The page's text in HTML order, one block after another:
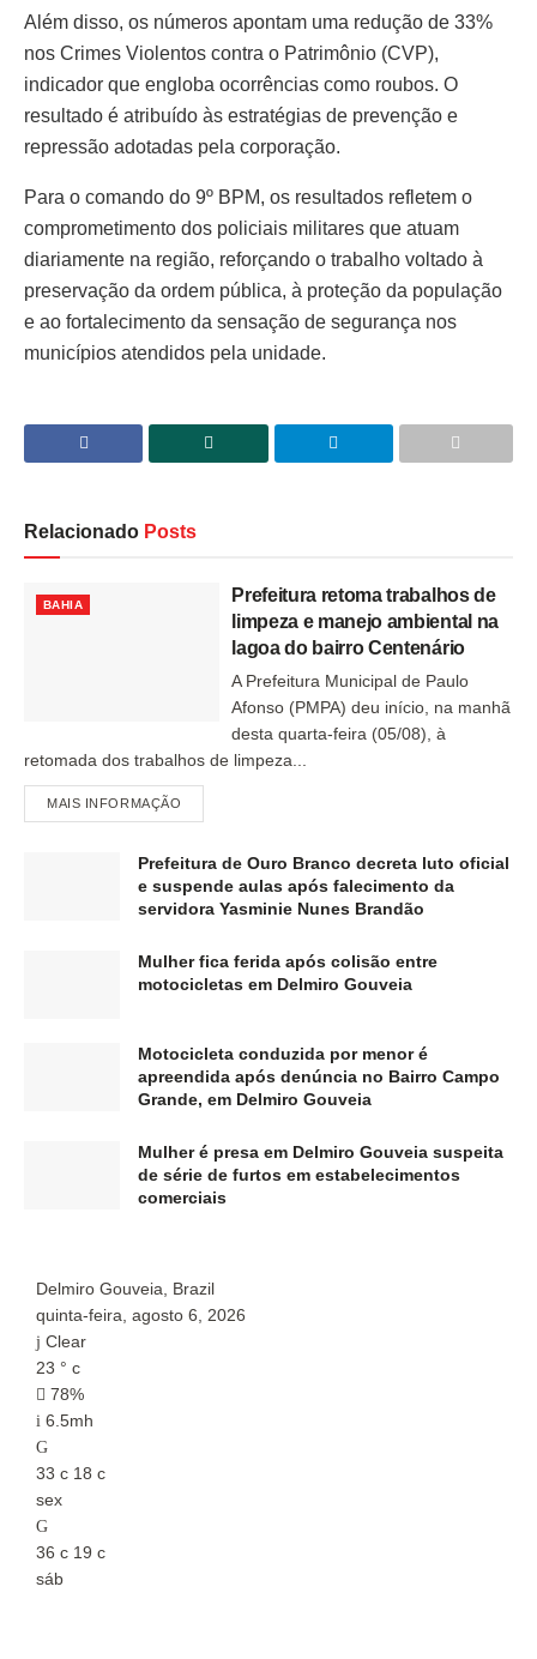
Além disso, os números apontam uma redução de 33%
nos Crimes Violentos contra o Patrimônio (CVP),
indicador que engloba ocorrências como roubos. O
resultado é atribuído às estratégias de prevenção e
repressão adotadas pela corporação.
Para o comando do 9º BPM, os resultados refletem o
comprometimento dos policiais militares que atuam
diariamente na região, reforçando o trabalho voltado à
preservação da ordem pública, à proteção da população
e ao fortalecimento da sensação de segurança nos
municípios atendidos pela unidade.
Relacionado Posts
BAHIA
Prefeitura retoma trabalhos de
limpeza e manejo ambiental na
lagoa do bairro Centenário
A Prefeitura Municipal de Paulo
Afonso (PMPA) deu início, na manhã
desta quarta-feira (05/08), à
retomada dos trabalhos de limpeza...
MAIS INFORMAÇÃO
Prefeitura de Ouro Branco decreta luto oficial
e suspende aulas após falecimento da
servidora Yasminie Nunes Brandão
Mulher fica ferida após colisão entre
motocicletas em Delmiro Gouveia
Motocicleta conduzida por menor é
apreendida após denúncia no Bairro Campo
Grande, em Delmiro Gouveia
Mulher é presa em Delmiro Gouveia suspeita
de série de furtos em estabelecimentos
comerciais
Delmiro Gouveia, Brazil
quinta-feira, agosto 6, 2026
Clear
23 ° c
78%
6.5mh
33 c 18 c
sex
36 c 19 c
sáb